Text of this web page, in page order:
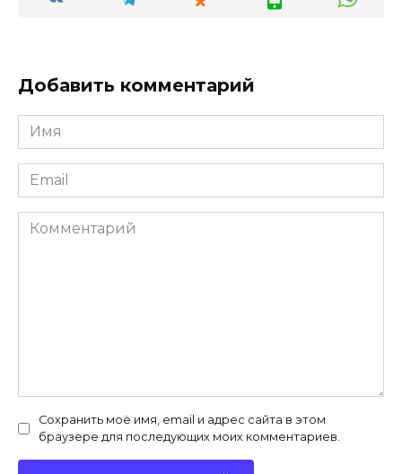
Добавить комментарий
Имя
*
Email
*
Комментарий
Сохранить моё имя, email и адрес сайта в этом
браузере для последующих моих комментариев.